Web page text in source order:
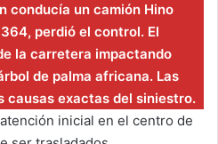
conducía un camión Hino
perdió el control. El
la carretera impactando
de palma africana. Las
causas exactas del siniestro.
inicial en el centro de